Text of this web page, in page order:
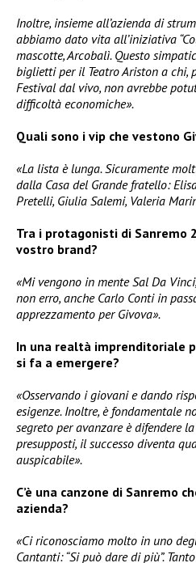
Inoltre, insieme all’azienda di
abbiamo dato vita all’iniziativa
mascotte, Arcobalì. Questo
biglietti per il Teatro Ariston a chi,
Festival dal vivo, non avrebbe
difficoltà economiche».
Quali sono i vip che vestono
«La lista è lunga. Sicuramente
dalla Casa del Grande fratello:
Pretelli, Giulia Salemi, Valeria
Tra i protagonisti di Sanremo
vostro brand?
«Mi vengono in mente Sal Da
non erro, anche Carlo Conti in
apprezzamento per Givova».
In una realtà imprenditoriale
si fa a emergere?
«Osservando i giovani e dando
esigenze. Inoltre, è fondamentale
segreto per avanzare è difendere
presupposti, il successo diventa
auspicabile».
C’è una canzone di Sanremo
azienda?
«Ci riconosciamo molto in uno
Cantanti: “Si può dare di più”.